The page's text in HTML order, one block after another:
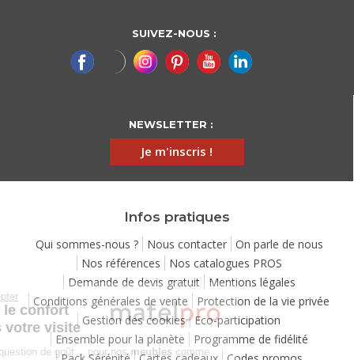
SUIVEZ-NOUS :
NEWSLETTER :
Je m'inscris !
Infos pratiques
Qui sommes-nous ? Nous contacter
On parle de nous
Nos références
Nos catalogues PROS
Demande de devis gratuit
Mentions légales
Conditions générales de vente
Protection de la vie privée
Gestion des cookies
Eco-participation
Ensemble pour la planète
Programme de fidélité
Continuer sans accepter
Chez Matelpro, le confort
commence dès votre visite
Leconfort, c'est une question de goût… pour nos